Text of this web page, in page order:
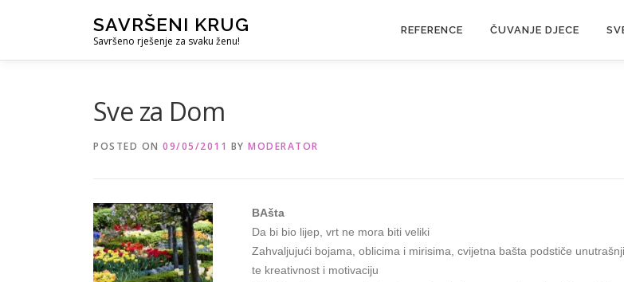
SAVRŠENI KRUG
Savršeno rješenje za svaku ženu!
REFERENCE ČUVANJE DJECE
Sve za Dom
POSTED ON 09/05/2011 BY MODERATOR
BAšta
Da bi bio lijep, vrt ne mora biti veliki
Zahvaljujući bojama, oblicima i mirisima, cvijetna bašta podstiče
te kreativnost i motivaciju